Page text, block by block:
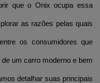
que o Onix ocupa essa
as razões pelas quais
os consumidores que
um carro moderno e bem
detalhar suas principais